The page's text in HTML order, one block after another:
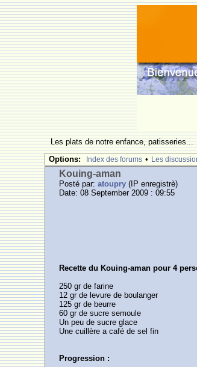
Les plats de notre enfance, patisseries...
Options: Index des forums • Les
Kouing-aman
Posté par:atoupry (IP enregistrè)
Date: 08 September 2009 : 09:55
Recette du Kouing-aman pour 4
250 gr de farine
12 gr de levure de boulanger
125 gr de beurre
60 gr de sucre semoule
Un peu de sucre glace
Une cuillère a café de sel fin
Progression :